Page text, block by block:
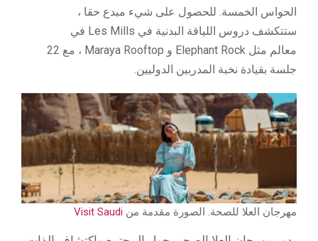
الحواس الخمسة. للحصول على شيء مبدع حقا ،
ستتكشف دروس اللياقة البدنية في Les Mills في
معالم مثل Elephant Rock و Maraya Rooftop ، مع 22
جلسة بقيادة نخبة المدربين الدوليين.
مهرجان العلا للصحة. الصورة مقدمة من Visit Saudi